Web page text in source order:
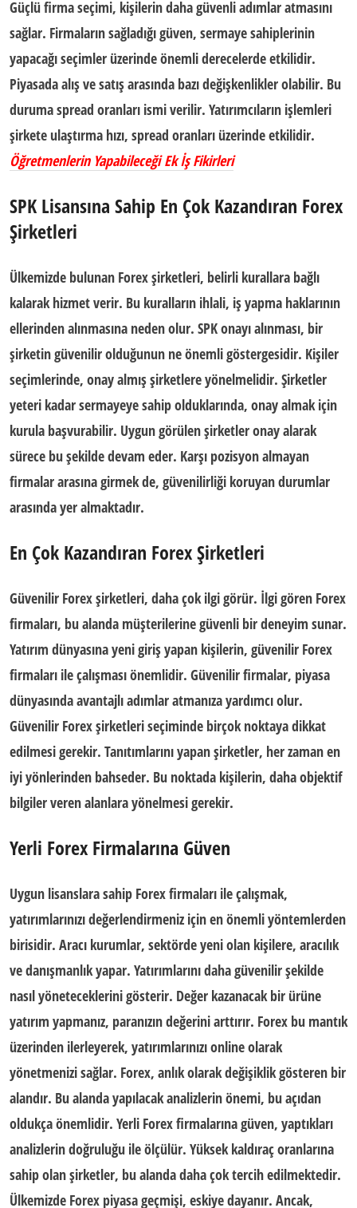
Güçlü firma seçimi, kişilerin daha güvenli adımlar atmasını
sağlar. Firmaların sağladığı güven, sermaye sahiplerinin
yapacağı seçimler üzerinde önemli derecelerde etkilidir.
Piyasada alış ve satış arasında bazı değişkenlikler olabilir. Bu
duruma spread oranları ismi verilir. Yatırımcıların işlemleri
şirkete ulaştırma hızı, spread oranları üzerinde etkilidir.
Öğretmenlerin Yapabileceği Ek İş Fikirleri
SPK Lisansına Sahip En Çok Kazandıran Forex
Şirketleri
Ülkemizde bulunan Forex şirketleri, belirli kurallara bağlı
kalarak hizmet verir. Bu kuralların ihlali, iş yapma haklarının
ellerinden alınmasına neden olur. SPK onayı alınması, bir
şirketin güvenilir olduğunun ne önemli göstergesidir. Kişiler
seçimlerinde, onay almış şirketlere yönelmelidir. Şirketler
yeteri kadar sermayeye sahip olduklarında, onay almak için
kurula başvurabilir. Uygun görülen şirketler onay alarak
sürece bu şekilde devam eder. Karşı pozisyon almayan
firmalar arasına girmek de, güvenilirliği koruyan durumlar
arasında yer almaktadır.
En Çok Kazandıran Forex Şirketleri
Güvenilir Forex şirketleri, daha çok ilgi görür. İlgi gören Forex
firmaları, bu alanda müşterilerine güvenli bir deneyim sunar.
Yatırım dünyasına yeni giriş yapan kişilerin, güvenilir Forex
firmaları ile çalışması önemlidir. Güvenilir firmalar, piyasa
dünyasında avantajlı adımlar atmanıza yardımcı olur.
Güvenilir Forex şirketleri seçiminde birçok noktaya dikkat
edilmesi gerekir. Tanıtımlarını yapan şirketler, her zaman en
iyi yönlerinden bahseder. Bu noktada kişilerin, daha objektif
bilgiler veren alanlara yönelmesi gerekir.
Yerli Forex Firmalarına Güven
Uygun lisanslara sahip Forex firmaları ile çalışmak,
yatırımlarınızı değerlendirmeniz için en önemli yöntemlerden
birisidir. Aracı kurumlar, sektörde yeni olan kişilere, aracılık
ve danışmanlık yapar. Yatırımlarını daha güvenilir şekilde
nasıl yöneteceklerini gösterir. Değer kazanacak bir ürüne
yatırım yapmanız, paranızın değerini arttırır. Forex bu mantık
üzerinden ilerleyerek, yatırımlarınızı online olarak
yönetmenizi sağlar. Forex, anlık olarak değişiklik gösteren bir
alandır. Bu alanda yapılacak analizlerin önemi, bu açıdan
oldukça önemlidir. Yerli Forex firmalarına güven, yaptıkları
analizlerin doğruluğu ile ölçülür. Yüksek kaldıraç oranlarına
sahip olan şirketler, bu alanda daha çok tercih edilmektedir.
Ülkemizde Forex piyasa geçmişi, eskiye dayanır. Ancak,